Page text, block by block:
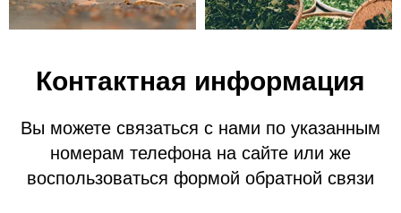
Контактная информация
Вы можете связаться с нами по указанным
номерам телефона на сайте или же
воспользоваться формой обратной связи